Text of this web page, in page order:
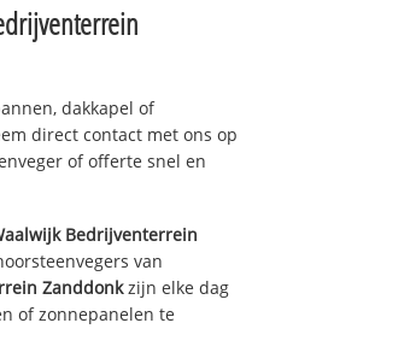
dakkapel of
direct contact met ons op
of offerte snel en
Bedrijventerrein
van
Zanddonkzijn elke dag
of zonnepanelen te